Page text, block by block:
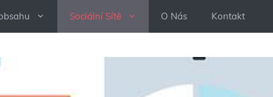
Sociální Sítě O Nás Kontakt